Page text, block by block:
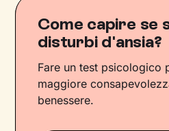
Come capire se
disturbi d'ansia?
Fare un test psicologico
maggiore
benessere.